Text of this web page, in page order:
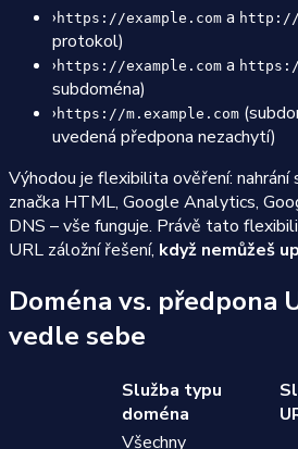
› https://example.com a http://
protokol)
› https://example.com a https://
subdoména)
› https://m.example.com
uvedená předpona nezachytí)
Výhodou je flexibilita ověření:
značka HTML, Google Analytics,
DNS – vše funguje. Právě tato
URL záložní řešení, když nemůžeš
Doména vs. předpona
vedle sebe
Služba typu
doména
Všechny